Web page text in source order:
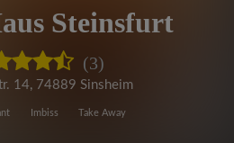
Steinsfurt
(3)
14, 74889 Sinsheim
Imbiss Take Away